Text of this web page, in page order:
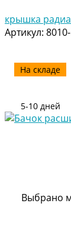
Выбрано
крышка
Артикул:
На складе
5-10 дней